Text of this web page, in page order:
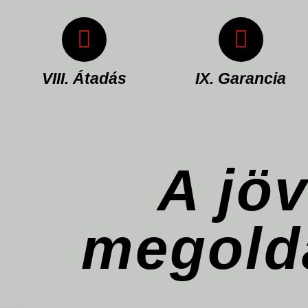
VIII. Átadás
Hibátlan
tesztüzem után
a gépet a
szükséges
dokumentációkkal
IX. Garancia
Az általunk
gyártott
gépekre 1 év
teljeskörű
garanciát
A